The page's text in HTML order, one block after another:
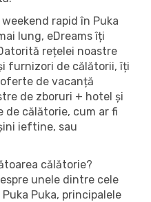
rapid în Puka
lung, eDreams îți
rețelei noastre
furnizori de călătorii, îți
de vacanță
de zboruri + hotel și
de călătorie, cum ar fi
ieftine, sau
călătorie?
unele dintre cele
Puka, principalele